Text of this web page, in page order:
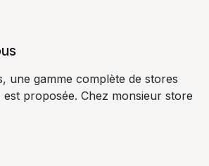
une gamme complète de stores
proposée. Chez monsieur store